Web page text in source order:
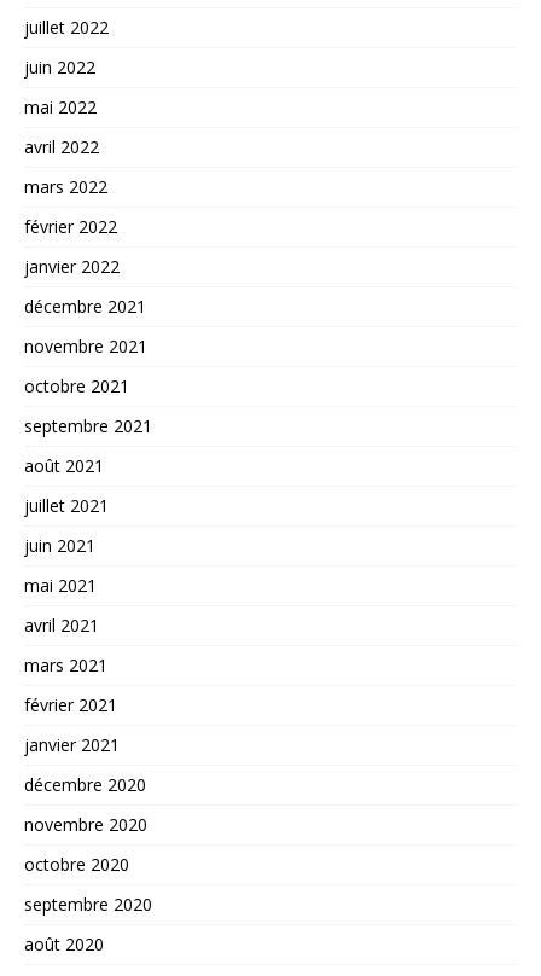
juillet 2022
juin 2022
mai 2022
avril 2022
mars 2022
février 2022
janvier 2022
décembre 2021
novembre 2021
octobre 2021
septembre 2021
août 2021
juillet 2021
juin 2021
mai 2021
avril 2021
mars 2021
février 2021
janvier 2021
décembre 2020
novembre 2020
octobre 2020
septembre 2020
août 2020